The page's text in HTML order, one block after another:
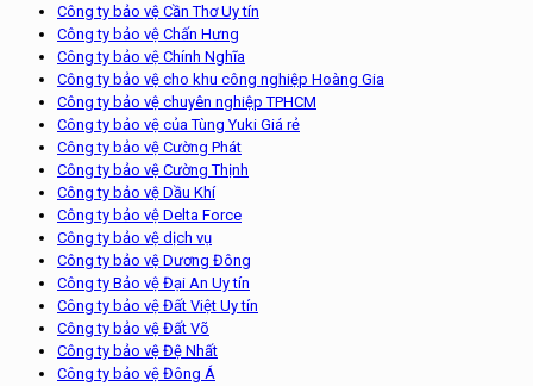
Công ty bảo vệ Cần Thơ Uy tín
Công ty bảo vệ Chấn Hưng
Công ty bảo vệ Chính Nghĩa
Công ty bảo vệ cho khu công nghiệp Hoàng Gia
Công ty bảo vệ chuyên nghiệp TPHCM
Công ty bảo vệ của Tùng Yuki Giá rẻ
Công ty bảo vệ Cường Phát
Công ty bảo vệ Cường Thịnh
Công ty bảo vệ Dầu Khí
Công ty bảo vệ Delta Force
Công ty bảo vệ dịch vụ
Công ty bảo vệ Dương Đông
Công ty Bảo vệ Đại An Uy tín
Công ty bảo vệ Đất Việt Uy tín
Công ty bảo vệ Đất Võ
Công ty bảo vệ Đệ Nhất
Công ty bảo vệ Đông Á